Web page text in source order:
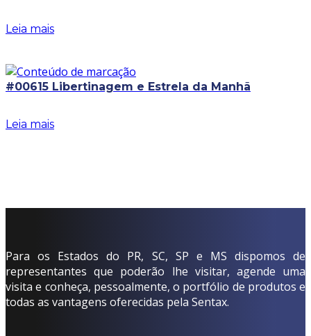
Leia mais
#00615 Libertinagem e Estrela da Manhã
Leia mais
Para os Estados do PR, SC, SP e MS dispomos de
representantes que poderão lhe visitar, agende uma
visita e conheça, pessoalmente, o portfólio de produtos e
todas as vantagens oferecidas pela Sentax.